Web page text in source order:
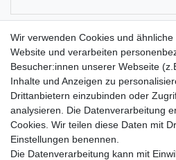
Original VW
Frequenz
Lieferung wie
VW Tiguan I Bj.
Wir verwenden Cookies und
Website und verarbeiten
Besucher:innen unserer Webseite
Inhalte und Anzeigen zu
Drittanbietern einzubinden oder
analysieren. Die Datenverarbeitung
Cookies. Wir teilen diese Daten mit
Einstellungen benennen.
Die Datenverarbeitung kann mit